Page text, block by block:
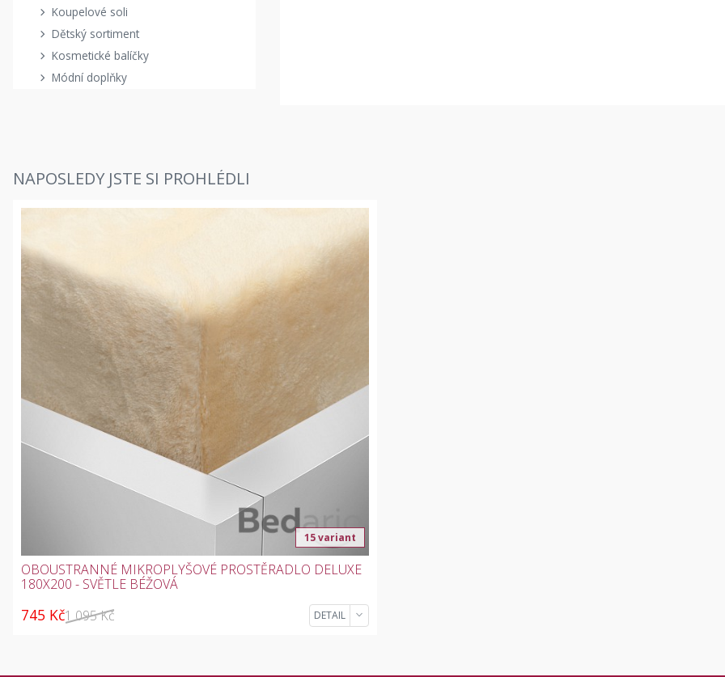
Koupelové soli
Dětský sortiment
Kosmetické balíčky
Módní doplňky
NAPOSLEDY JSTE SI PROHLÉDLI
15 variant
OBOUSTRANNÉ MIKROPLYŠOVÉ PROSTĚRADLO DELUXE
180X200 - SVĚTLE BÉŽOVÁ
745 Kč1 095 Kč DETAIL